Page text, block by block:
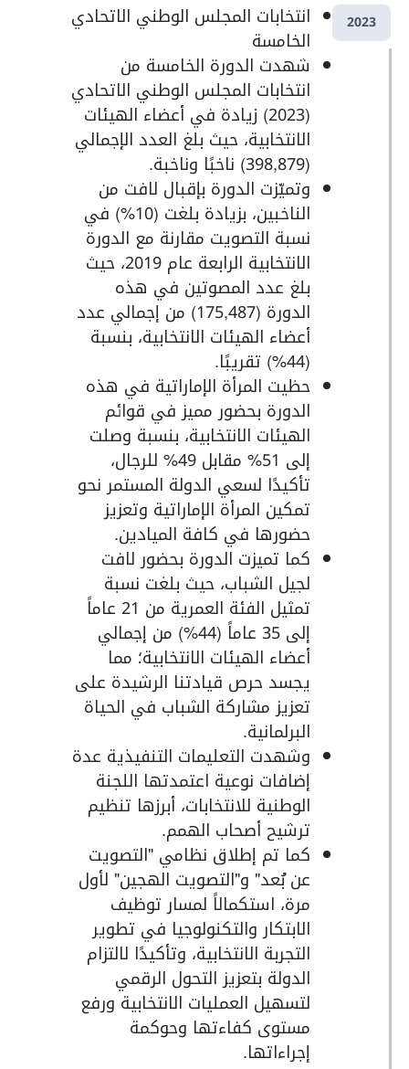
2023 انتخابات المجلس الوطني الاتحادي
الخامسة
شهدت الدورة الخامسة من
انتخابات المجلس الوطني الاتحادي
(2023) زيادة في أعضاء الهيئات
الانتخابية، حيث بلغ العدد الإجمالي
(398,879) ناخبًا وناخبة.
وتميّزت الدورة بإقبال لافت من
الناخبين، بزيادة بلغت (10%) في
نسبة التصويت مقارنة مع الدورة
الانتخابية الرابعة عام 2019، حيث
بلغ عدد المصوتين في هذه
الدورة (175,487) من إجمالي عدد
أعضاء الهيئات الانتخابية، بنسبة
(44%) تقريبًا.
حظيت المرأة الإماراتية في هذه
الدورة بحضور مميز في قوائم
الهيئات الانتخابية، بنسبة وصلت
إلى 51% مقابل 49% للرجال،
تأكيدًا لسعي الدولة المستمر نحو
تمكين المرأة الإماراتية وتعزيز
حضورها في كافة الميادين.
كما تميزت الدورة بحضور لافت
لجيل الشباب، حيث بلغت نسبة
تمثيل الفئة العمرية من 21 عاماً
إلى 35 عاماً (44%) من إجمالي
أعضاء الهيئات الانتخابية؛ مما
يجسد حرص قيادتنا الرشيدة على
تعزيز مشاركة الشباب في الحياة
البرلمانية.
وشهدت التعليمات التنفيذية عدة
إضافات نوعية اعتمدتها اللجنة
الوطنية للانتخابات، أبرزها تنظيم
ترشيح أصحاب الهمم.
كما تم إطلاق نظامي "التصويت
عن بُعد" و"التصويت الهجين" لأول
مرة، استكمالاً لمسار توظيف
الابتكار والتكنولوجيا في تطوير
التجربة الانتخابية، وتأكيدًا لالتزام
الدولة بتعزيز التحول الرقمي
لتسهيل العمليات الانتخابية ورفع
مستوى كفاءتها وحوكمة
إجراءاتها.